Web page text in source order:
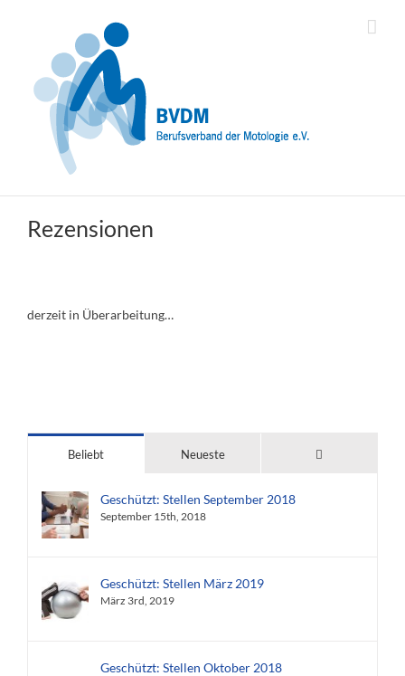
Rezensionen
derzeit in Überarbeitung…
Beliebt Neueste
Geschützt: Stellen September 2018
September 15th, 2018
Geschützt: Stellen März 2019
März 3rd, 2019
Geschützt: Stellen Oktober 2018